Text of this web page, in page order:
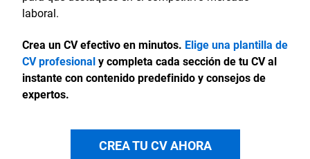
laboral.
Crea un CV efectivo en minutos. Elige una plantilla de
CV profesionaly completa cada sección de tu CV al
instante con contenido predefinido y consejos de
expertos.
CREA TU CV AHORA